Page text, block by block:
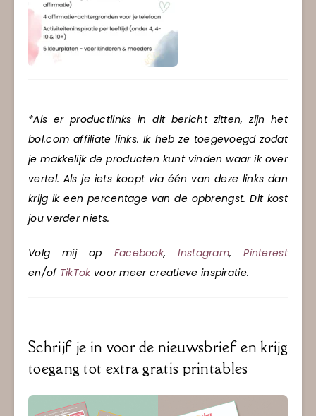
*Als er productlinks in dit bericht zitten, zijn het
bol.com affiliate links. Ik heb ze toegevoegd zodat
je makkelijk de producten kunt vinden waar ik over
vertel. Als je iets koopt via één van deze links dan
krijg ik een percentage van de opbrengst. Dit kost
jou verder niets.
Volg mij op Facebook,Instagram,Pinterest
en/of TikTokvoor meer creatieve inspiratie.
Schrijf je in voor de nieuwsbrief en krijg
toegang tot extra gratis printables